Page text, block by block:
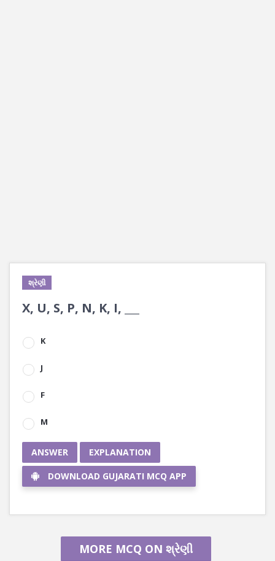
શ્રેણી
X, U, S, P, N, K, I, ___
K
J
F
M
ANSWER EXPLANATION
DOWNLOAD GUJARATI MCQ APP
MORE MCQ ON શ્રેણી